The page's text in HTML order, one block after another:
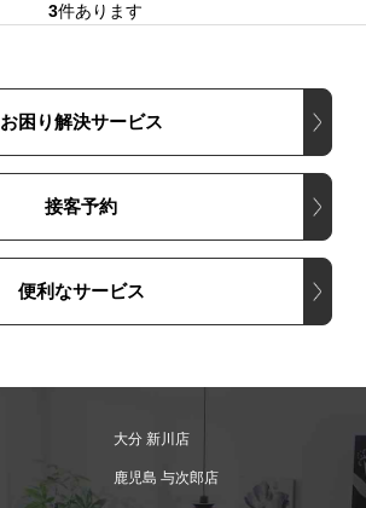
3件あります
お困り解決サービス
接客予約
便利なサービス
大分 新川店
鹿児島 与次郎店